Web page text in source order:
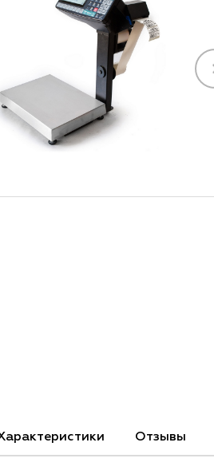
Отзывы